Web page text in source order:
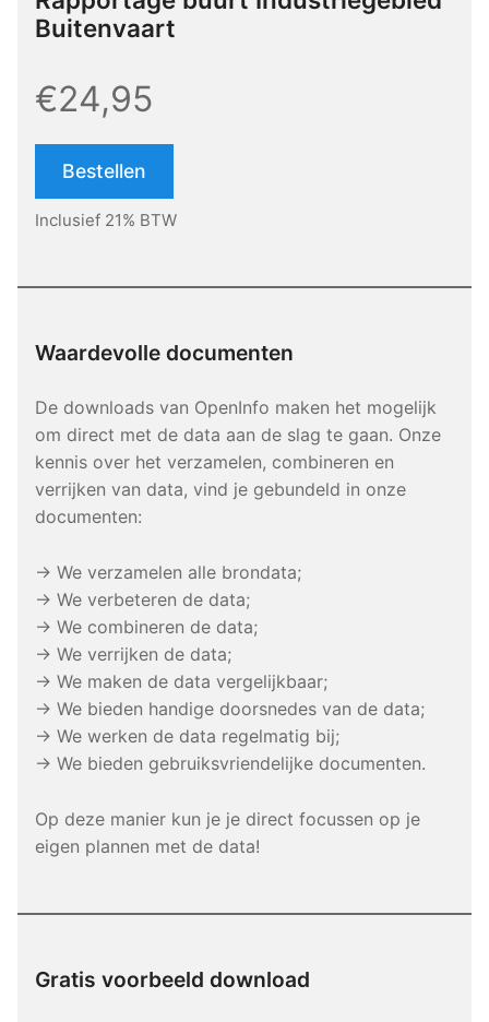
Buitenvaart
€24,95
Bestellen
Inclusief 21% BTW
Waardevolle documenten
De downloads van OpenInfo maken het mogelijk
om direct met de data aan de slag te gaan. Onze
kennis over het verzamelen, combineren en
verrijken van data, vind je gebundeld in onze
documenten:
→ We verzamelen alle brondata;
→ We verbeteren de data;
→ We combineren de data;
→ We verrijken de data;
→ We maken de data vergelijkbaar;
→ We bieden handige doorsnedes van de data;
→ We werken de data regelmatig bij;
→ We bieden gebruiksvriendelijke documenten.
Op deze manier kun je je direct focussen op je
eigen plannen met de data!
Gratis voorbeeld download